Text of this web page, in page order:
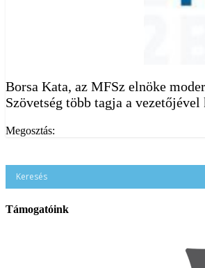
Borsa Kata, az MFSz elnöke
Szövetség több tagja a
Megosztás:
Támogatóink